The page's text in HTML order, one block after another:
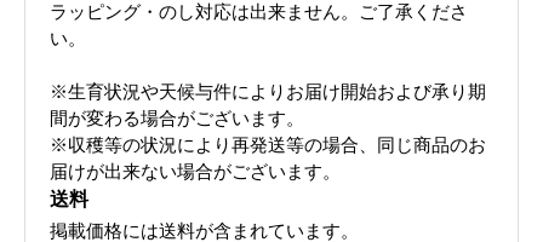
ラッピング・のし対応は出来ません。ご了承くださ
い。
※生育状況や天候与件によりお届け開始および承り期
間が変わる場合がございます。
※収穫等の状況により再発送等の場合、同じ商品のお
届けが出来ない場合がございます。
送料
掲載価格には送料が含まれています。